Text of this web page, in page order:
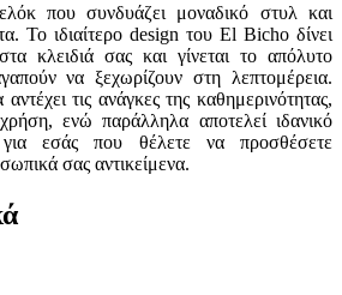
που συνδυάζει μοναδικό στυλ και
Το ιδιαίτερο design του El Bicho δίνει
κλειδιά σας και γίνεται το απόλυτο
να ξεχωρίζουν στη λεπτομέρεια.
τις ανάγκες της καθημερινότητας,
ενώ παράλληλα αποτελεί ιδανικό
εσάς που θέλετε να προσθέσετε
σας αντικείμενα.